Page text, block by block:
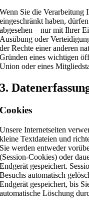
Wenn Sie die Verarbeitung
eingeschränkt haben,
abgesehen – nur mit Ihrer
Ausübung oder
der Rechte einer anderen
Gründen eines wichtigen
Union oder eines
3.
Cookies
Unsere Internetseiten
kleine Textdateien und
Sie werden entweder
(Session-Cookies) oder
Endgerät gespeichert.
Besuchs automatisch
Endgerät gespeichert, bis
automatische Löschung